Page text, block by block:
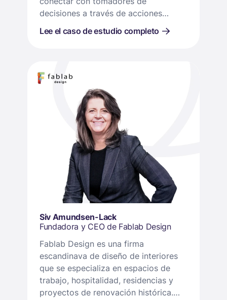
decisiones a través de acciones
expertos crea estrategias de
alta calidad.
Lee el caso de estudio completo
Siv Amundsen-Lack
Fundadora y CEO de Fablab Design
Fablab Design es una firma
escandinava de diseño de interiores
que se especializa en espacios de
trabajo, hospitalidad, residencias y
proyectos de renovación histórica.